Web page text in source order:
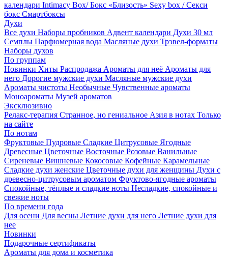
календари Intimacy Box/ Бокс «Близость» Sexy box / Секси
бокс Смартбоксы
Духи
Все духи Наборы пробников Адвент календари Духи 30 мл
Семплы Парфюмерная вода Масляные духи Трэвел-форматы
Наборы духов
По группам
Новинки Хиты Распродажа Ароматы для неё Ароматы для
него Дорогие мужские духи Масляные мужские духи
Ароматы чистоты Необычные Чувственные ароматы
Моноароматы Музей ароматов
Эксклюзивно
Релакс-терапия Странное, но гениальное Азия в нотах Только
на сайте
По нотам
Фруктовые Пудровые Сладкие Цитрусовые Ягодные
Древесные Цветочные Восточные Розовые Ванильные
Сиреневые Вишневые Кокосовые Кофейные Карамельные
Сладкие духи женские Цветочные духи для женщины Духи с
древесно-цитрусовым ароматом Фруктово-ягодные ароматы
Спокойные, тёплые и сладкие ноты Несладкие, спокойные и
свежие ноты
По времени года
Для осени Для весны Летние духи для него Летние духи для
нее
Новинки
Подарочные сертификаты
Ароматы для дома и косметика